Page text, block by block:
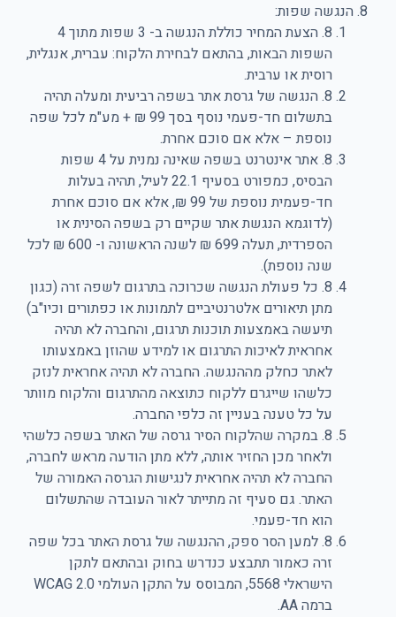
הנגשה שפות:
8. הצעת המחיר כוללת הנגשה ב- 3 שפות מתוך 4
השפות הבאות, בהתאם לבחירת הלקוח: עברית, אנגלית,
רוסית או ערבית.
8. הנגשה של גרסת אתר בשפה רביעית ומעלה תהיה
בתשלום חד-פעמי נוסף בסך 99 ₪ + מע"מ לכל שפה
נוספת – אלא אם סוכם אחרת.
8. אתר אינטרנט בשפה שאינה נמנית על 4 שפות
הבסיס, כמפורט בסעיף 22.1 לעיל, תהיה בעלות
חד-פעמית נוספת של 99 ₪, אלא אם סוכם אחרת
(לדוגמא הנגשת אתר שקיים רק בשפה הסינית או
הספרדית, תעלה 699 ₪ לשנה הראשונה ו- 600 ₪ לכל
שנה נוספת).
8. כל פעולת הנגשה שכרוכה בתרגום לשפה זרה (כגון
מתן תיאורים אלטרנטיביים לתמונות או כפתורים וכיו"ב)
תיעשה באמצעות תוכנות תרגום, והחברה לא תהיה
אחראית לאיכות התרגום או למידע שהוזן באמצעותו
לאתר כחלק מההנגשה. החברה לא תהיה אחראית לנזק
כלשהו שייגרם ללקוח כתוצאה מהתרגום והלקוח מוותר
על כל טענה בעניין זה כלפי החברה.
8. במקרה שהלקוח הסיר גרסה של האתר בשפה כלשהי
ולאחר מכן החזיר אותה, ללא מתן הודעה מראש לחברה,
החברה לא תהיה אחראית לנגישות הגרסה האמורה של
האתר. גם סעיף זה מתייתר לאור העובדה שהתשלום
הוא חד-פעמי.
8. למען הסר ספק, ההנגשה של גרסת האתר בכל שפה
זרה כאמור תתבצע כנדרש בחוק ובהתאם לתקן
הישראלי 5568, המבוסס על התקן העולמי WCAG 2.0
ברמה AA.